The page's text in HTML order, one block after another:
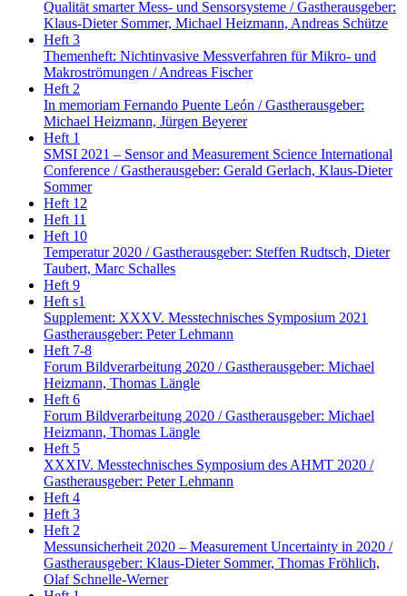
Qualität smarter Mess- und Sensorsysteme / Gastherausgeber:
Klaus-Dieter Sommer, Michael Heizmann, Andreas Schütze
Heft 3
Themenheft: Nichtinvasive Messverfahren für Mikro- und
Makroströmungen / Andreas Fischer
Heft 2
In memoriam Fernando Puente León / Gastherausgeber:
Michael Heizmann, Jürgen Beyerer
Heft 1
SMSI 2021 – Sensor and Measurement Science International
Conference / Gastherausgeber: Gerald Gerlach, Klaus-Dieter
Sommer
Heft 12
Heft 11
Heft 10
Temperatur 2020 / Gastherausgeber: Steffen Rudtsch, Dieter
Taubert, Marc Schalles
Heft 9
Heft s1
Supplement: XXXV. Messtechnisches Symposium 2021
Gastherausgeber: Peter Lehmann
Heft 7-8
Forum Bildverarbeitung 2020 / Gastherausgeber: Michael
Heizmann, Thomas Längle
Heft 6
Forum Bildverarbeitung 2020 / Gastherausgeber: Michael
Heizmann, Thomas Längle
Heft 5
XXXIV. Messtechnisches Symposium des AHMT 2020 /
Gastherausgeber: Peter Lehmann
Heft 4
Heft 3
Heft 2
Messunsicherheit 2020 – Measurement Uncertainty in 2020 /
Gastherausgeber: Klaus-Dieter Sommer, Thomas Fröhlich,
Olaf Schnelle-Werner